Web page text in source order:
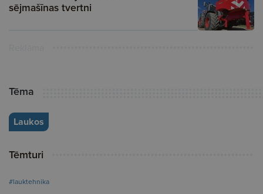
sējmašīnas tvertni
Tēma
Laukos
Tēmturi
#lauktehnika